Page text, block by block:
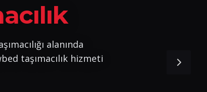
alanında
taşımacılık hizmeti